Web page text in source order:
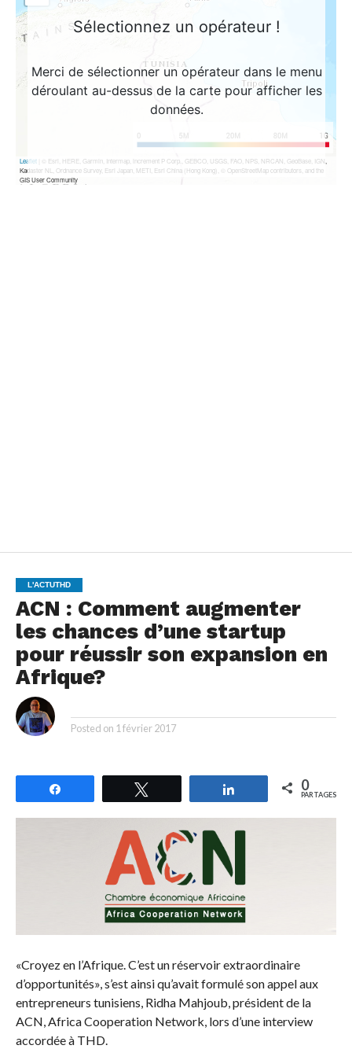
L'ACTUTHD
ACN : Comment augmenter
les chances d’une startup
pour réussir son expansion en
Afrique?
Posted on 1 février 2017
Partagez 0
PARTAGES
«Croyez en l’Afrique. C’est un réservoir extraordinaire
d’opportunités», s’est ainsi qu’avait formulé son appel aux
entrepreneurs tunisiens, Ridha Mahjoub, président de la
ACN, Africa Cooperation Network, lors d’une interview
accordée à THD.